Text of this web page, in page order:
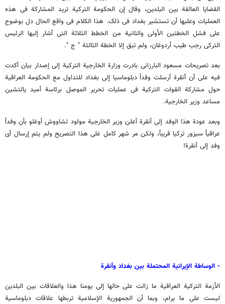
القضایا العالقة بین البلدین، وقال إن الحکومة الترکیة ترید المشارکة فی هذه
العملیات وعلیها أن تستشیر بغداد فی ذلک. هذا الکلام فی واقع الحال دل بوضوح
على فشل الخطتین الأولى والثانیة من الخطط الثلاثة التی أشار إلیها الرئیس
الترکی رجب طیب أردوغان، ولم تبق إلا الخطة الثالثة " ج ".
بعد تصریحات مسعود البارزانی بادرت وزارة الخارجیة الترکیة إلى إصدار بیان أکدت
فیه على أن أنقرة أرسلت وفداً دبلوماسیا إلى بغداد للتداول مع الحکومة العراقیة
حول مشارکة القوات الترکیة فی عملیات تحریر الموصل برئاسة أمید یالتشین
مساعد وزیر الخارجیة.
وبعد عودة هذا الوفد إلى أنقرة أعلن وزیر الخارجیة مولود تشاووش أوغلو بأن وفداً
عراقیاً سیزور ترکیا قریباً، ولکن مر شهر کامل على هذا التصریح ولم یتم إرسال أی
وفد إلى أنقرة!
- الوساطة الإیرانیة المحتملة بین بغداد وأنقرة
الأزمة الترکیة العراقیة ما زالت على حالها إلى یومنا هذا والعلاقات بین البلدین
لیست على ما یرام، وبما أن الجمهوریة الإسلامیة تربطها علاقات دبلوماسیة